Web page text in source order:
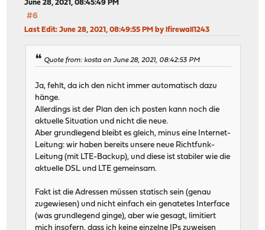
June 28, 2021, 08:45:49 PM
#6
Last Edit: June 28, 2021, 08:49:55 PM by lfirewall1243
Quote from: kosta on June 28, 2021, 08:42:53 PM
Ja, fehlt, da ich den nicht immer automatisch dazu
hänge.
Allerdings ist der Plan den ich posten kann noch die
aktuelle Situation und nicht die neue.
Aber grundlegend bleibt es gleich, minus eine Internet-
Leitung: wir haben bereits unsere neue Richtfunk-
Leitung (mit LTE-Backup), und diese ist stabiler wie die
aktuelle DSL und LTE gemeinsam.
Fakt ist die Adressen müssen statisch sein (genau
zugewiesen) und nicht einfach ein genatetes Interface
(was grundlegend ginge), aber wie gesagt, limitiert
mich insofern, dass ich keine einzelne IPs zuweisen